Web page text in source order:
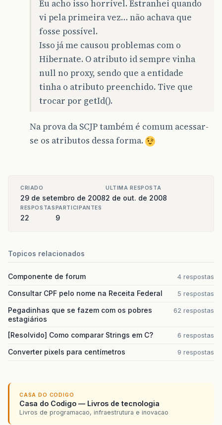
Eu acho isso horrível. Estranhei quando
vi pela primeira vez… não achava que
fosse possível.
Isso já me causou problemas com o
Hibernate. O atributo id sempre vinha
null no proxy, sendo que a entidade
tinha o atributo preenchido. Tive que
trocar por getId().
Na prova da SCJP também é comum acessar-
se os atributos dessa forma.
CRIADO
29 de setembro de 2008
ULTIMA RESPOSTA
2 de out. de 2008
RESPOSTAS
22
PARTICIPANTES
9
Topicos relacionados
Componente de forum 4 respostas
Consultar CPF pelo nome na Receita Federal 5 respostas
Pegadinhas que se fazem com os pobres
estagiários
62 respostas
[Resolvido] Como comparar Strings em C? 6 respostas
Converter pixels para centímetros 9 respostas
CASA DO CODIGO
Casa do Codigo — Livros de tecnologia
Livros de programacao, infraestrutura e inovacao